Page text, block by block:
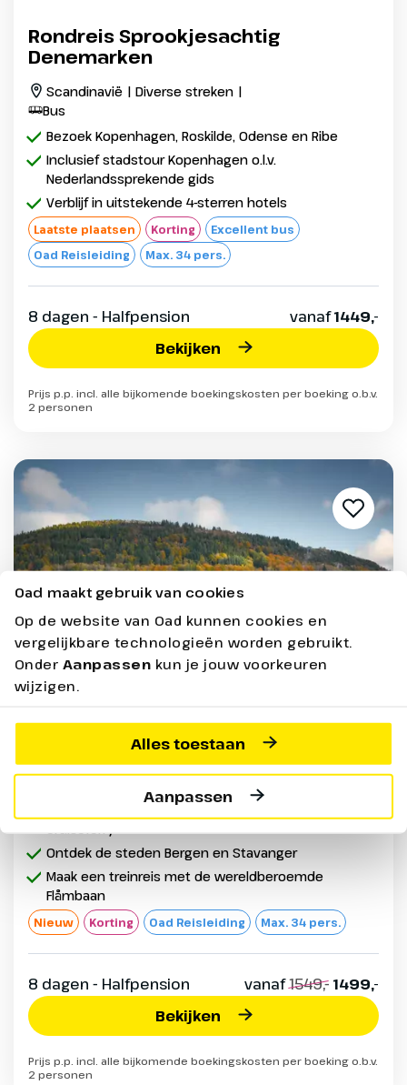
Oad maakt gebruik van cookies
Op de website van Oad kunnen cookies en
vergelijkbare technologieën worden gebruikt.
Onder Aanpassen kun je jouw voorkeuren
wijzigen.
Alles toestaan
Aanpassen
Rondreis Sprookjesachtig
Denemarken
Scandinavië | Diverse streken |
Bus
Bezoek Kopenhagen, Roskilde, Odense en Ribe
Inclusief stadstour Kopenhagen o.l.v.
Nederlandssprekende gids
Verblijf in uitstekende 4-sterren hotels
Laatste plaatsen Korting
Excellent bus
Oad Reisleiding
Max. 34 pers.
8 dagen - Halfpension vanaf1449,-
Bekijken
Prijs p.p. incl. alle bijkomende boekingskosten per boeking o.b.v.
2 personen
Herfstreis Noorwegen
Noorwegen | Diverse streken |
Verblijf 2 nachten aan boord van een luxe
cruiseferry
Ontdek de steden Bergen en Stavanger
Maak een treinreis met de wereldberoemde
Flåmbaan
Nieuw Korting Oad Reisleiding Max. 34 pers.
8 dagen - Halfpension vanaf1549,- 1499,-
Bekijken
Prijs p.p. incl. alle bijkomende boekingskosten per boeking o.b.v.
2 personen